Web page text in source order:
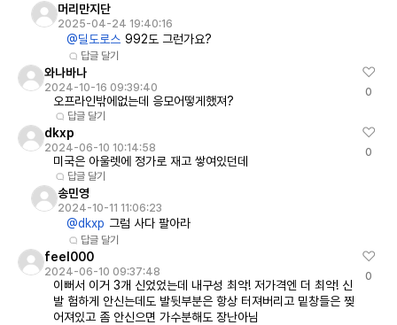
머리만지단
2025-04-24 19:40:16
@딜도로스 992도 그런가요?
답글 달기
와나바나
2024-10-16 09:39:40
오프라인밖에없는데 응모어떻게했져?
답글 달기
0
dkxp
2024-06-10 10:14:58
미국은 아울렛에 정가로 재고 쌓여있던데
답글 달기
0
송민영
2024-10-11 11:06:23
@dkxp 그럼 사다 팔아라
답글 달기
feel000
2024-06-10 09:37:48
이뻐서 이거 3개 신었었는데 내구성 최악! 저가격엔 더 최악! 신
발 험하게 안신는데도 발뒷부분은 항상 터져버리고 밑창들은 찢
어져있고 좀 안신으면 가수분해도 장난아님
0